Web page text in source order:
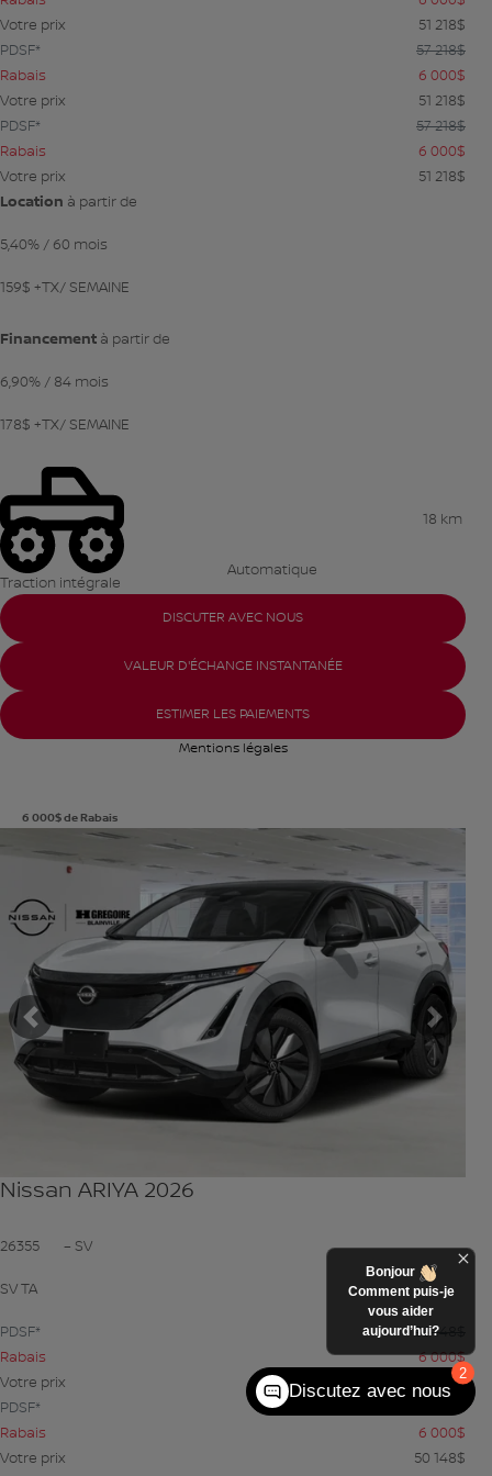
Votre prix
51 218$
PDSF*
57 218$
Rabais
6 000$
Votre prix
51 218$
PDSF*
57 218$
Rabais
6 000$
Votre prix
51 218$
Location à partir de
5,40% / 60 mois
159$ +TX/ SEMAINE
Financement à partir de
6,90% / 84 mois
178$ +TX/ SEMAINE
Traction intégrale
Automatique
18 km
DISCUTER AVEC NOUS
VALEUR D'ÉCHANGE INSTANTANÉE
ESTIMER LES PAIEMENTS
Mentions légales
6 000$de Rabais
Afficher 8 images en plus
Précédent
Nissan ARIYA 2026
26355 – SV
SV TA
PDSF* 56 148
Rabais
6 000$
Votre prix
50 148$
PDSF*
$
Rabais
6 000$
Votre prix
50 148$
2
Bonjour
Comment puis-je
vous aider
aujourd’hui?
Discutez avec nous